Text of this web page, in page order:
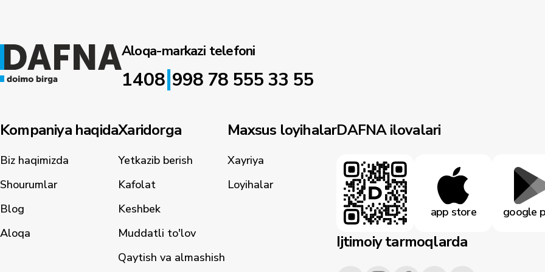
Aloqa-markazi telefoni
1408|998 78 555 33 55
Kompaniya haqida
Biz haqimizda
Shourumlar
Blog
Aloqa
Xaridorga
Yetkazib berish
Kafolat
Keshbek
Muddatli to'lov
Qaytish va almashish
Maxsus loyihalar
Xayriya
Loyihalar
DAFNA ilovalari
app store google
Ijtimoiy tarmoqlarda